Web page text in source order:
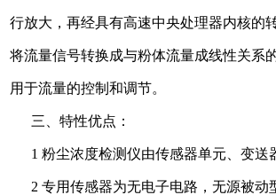
行放大，再经具有高速中央处理器内核的
将流量信号转换成与粉体流量成线性关系
用于流量的控制和调节。
三、特性优点：
1 粉尘浓度检测仪由传感器单元、变送
2 专用传感器为无电子电路，无源被动